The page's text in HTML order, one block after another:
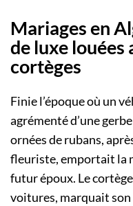
Mariages en
de luxe louées
cortèges
Finie l’époque où un
agrémenté d’une
ornées de rubans,
fleuriste, emportait la
futur époux. Le
voitures, marquait son